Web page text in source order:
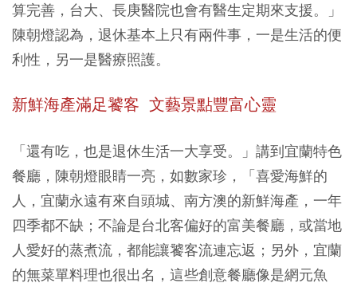
算完善，台大、長庚醫院也會有醫生定期來支援。」
陳朝燈認為，退休基本上只有兩件事，一是生活的便
利性，另一是醫療照護。
新鮮海產滿足饕客 文藝景點豐富心靈
「還有吃，也是退休生活一大享受。」講到宜蘭特色
餐廳，陳朝燈眼睛一亮，如數家珍，「喜愛海鮮的
人，宜蘭永遠有來自頭城、南方澳的新鮮海產，一年
四季都不缺；不論是台北客偏好的富美餐廳，或當地
人愛好的蒸煮流，都能讓饕客流連忘返；另外，宜蘭
的無菜單料理也很出名，這些創意餐廳像是網元魚